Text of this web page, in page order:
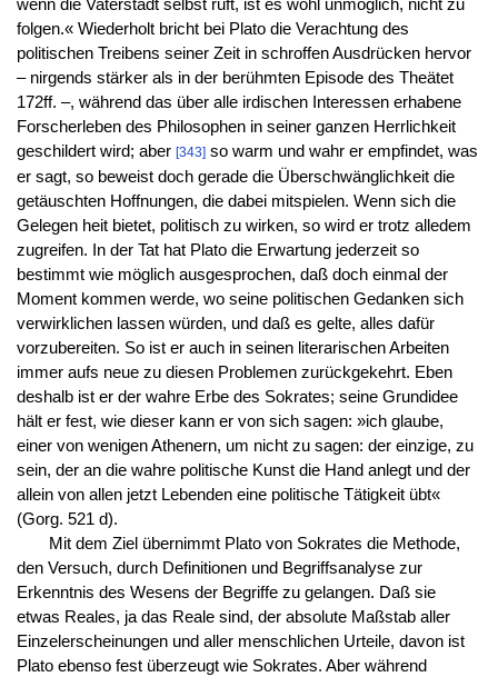
wenn die Vaterstadt selbst ruft, ist es wohl unmöglich, nicht zu
folgen.« Wiederholt bricht bei Plato die Verachtung des
politischen Treibens seiner Zeit in schroffen Ausdrücken hervor
– nirgends stärker als in der berühmten Episode des Theätet
172ff. –, während das über alle irdischen Interessen erhabene
Forscherleben des Philosophen in seiner ganzen Herrlichkeit
geschildert wird; aber [343]so warm und wahr er empfindet, was
er sagt, so beweist doch gerade die Überschwänglichkeit die
getäuschten Hoffnungen, die dabei mitspielen. Wenn sich die
Gelegen heit bietet, politisch zu wirken, so wird er trotz alledem
zugreifen. In der Tat hat Plato die Erwartung jederzeit so
bestimmt wie möglich ausgesprochen, daß doch einmal der
Moment kommen werde, wo seine politischen Gedanken sich
verwirklichen lassen würden, und daß es gelte, alles dafür
vorzubereiten. So ist er auch in seinen literarischen Arbeiten
immer aufs neue zu diesen Problemen zurückgekehrt. Eben
deshalb ist er der wahre Erbe des Sokrates; seine Grundidee
hält er fest, wie dieser kann er von sich sagen: »ich glaube,
einer von wenigen Athenern, um nicht zu sagen: der einzige, zu
sein, der an die wahre politische Kunst die Hand anlegt und der
allein von allen jetzt Lebenden eine politische Tätigkeit übt«
(Gorg. 521 d).
Mit dem Ziel übernimmt Plato von Sokrates die Methode,
den Versuch, durch Definitionen und Begriffsanalyse zur
Erkenntnis des Wesens der Begriffe zu gelangen. Daß sie
etwas Reales, ja das Reale sind, der absolute Maßstab aller
Einzelerscheinungen und aller menschlichen Urteile, davon ist
Plato ebenso fest überzeugt wie Sokrates. Aber während